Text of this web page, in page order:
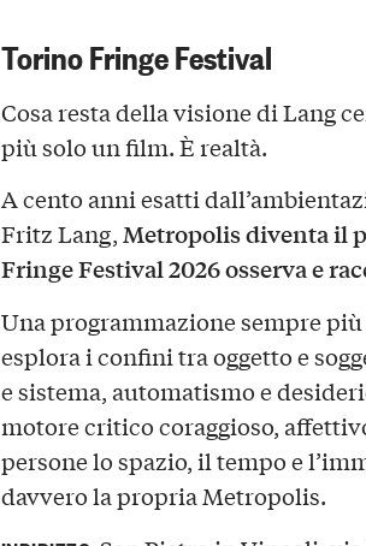
Torino Fringe Festival
Cosa resta della visione di Lang
più solo un film. È realtà.
A cento anni esatti
Fritz Lang,Metropolis diventa il
Fringe Festival 2026 osserva e
Una programmazione sempre
esplora i confini tra oggetto e
e sistema, automatismo e
motore critico coraggioso,
persone lo spazio, il tempo e
davvero la propria Metropolis.